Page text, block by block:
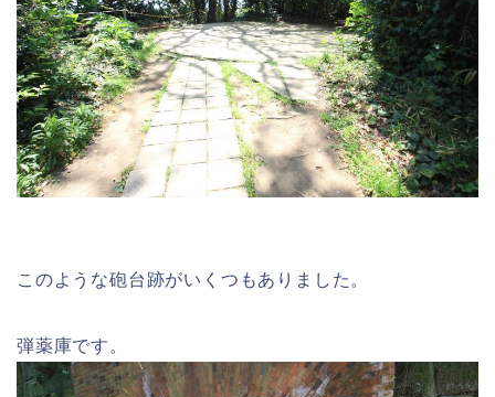
このような砲台跡がいくつもありました。
弾薬庫です。